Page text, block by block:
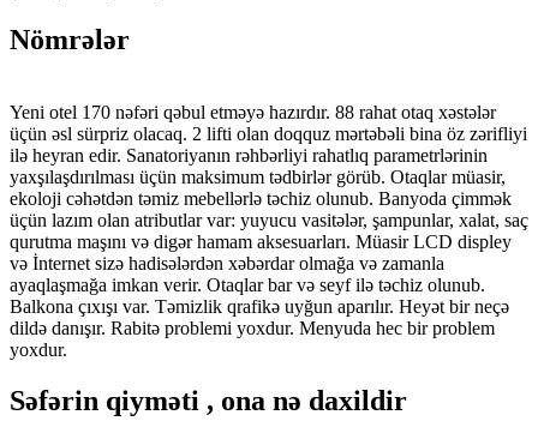
Nömrələr
Yeni otel 170 nəfəri qəbul etməyə hazırdır. 88 rahat otaq xəstələr
üçün əsl sürpriz olacaq. 2 lifti olan doqquz mərtəbəli bina öz zərifliyi
ilə heyran edir. Sanatoriyanın rəhbərliyi rahatlıq parametrlərinin
yaxşılaşdırılması üçün maksimum tədbirlər görüb. Otaqlar müasir,
ekoloji cəhətdən təmiz mebellərlə təchiz olunub. Banyoda çimmək
üçün lazım olan atributlar var: yuyucu vasitələr, şampunlar, xalat, saç
qurutma maşını və digər hamam aksesuarları. Müasir LCD displey
və İnternet sizə hadisələrdən xəbərdar olmağa və zamanla
ayaqlaşmağa imkan verir. Otaqlar bar və seyf ilə təchiz olunub.
Balkona çıxışı var. Təmizlik qrafikə uyğun aparılır. Heyət bir neçə
dildə danışır. Rabitə problemi yoxdur. Menyuda hec bir problem
yoxdur.
Səfərin qiyməti , ona nə daxildir